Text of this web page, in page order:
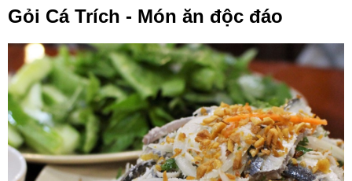
Gỏi Cá Trích - Món ăn độc đáo